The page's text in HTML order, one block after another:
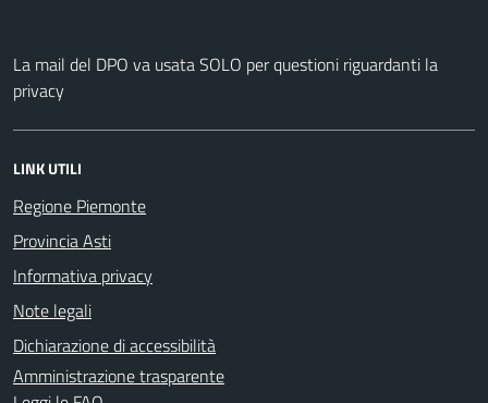
La mail del DPO va usata SOLO per questioni riguardanti la
privacy
LINK UTILI
Regione Piemonte
Provincia Asti
Informativa privacy
Note legali
Dichiarazione di accessibilità
Amministrazione trasparente